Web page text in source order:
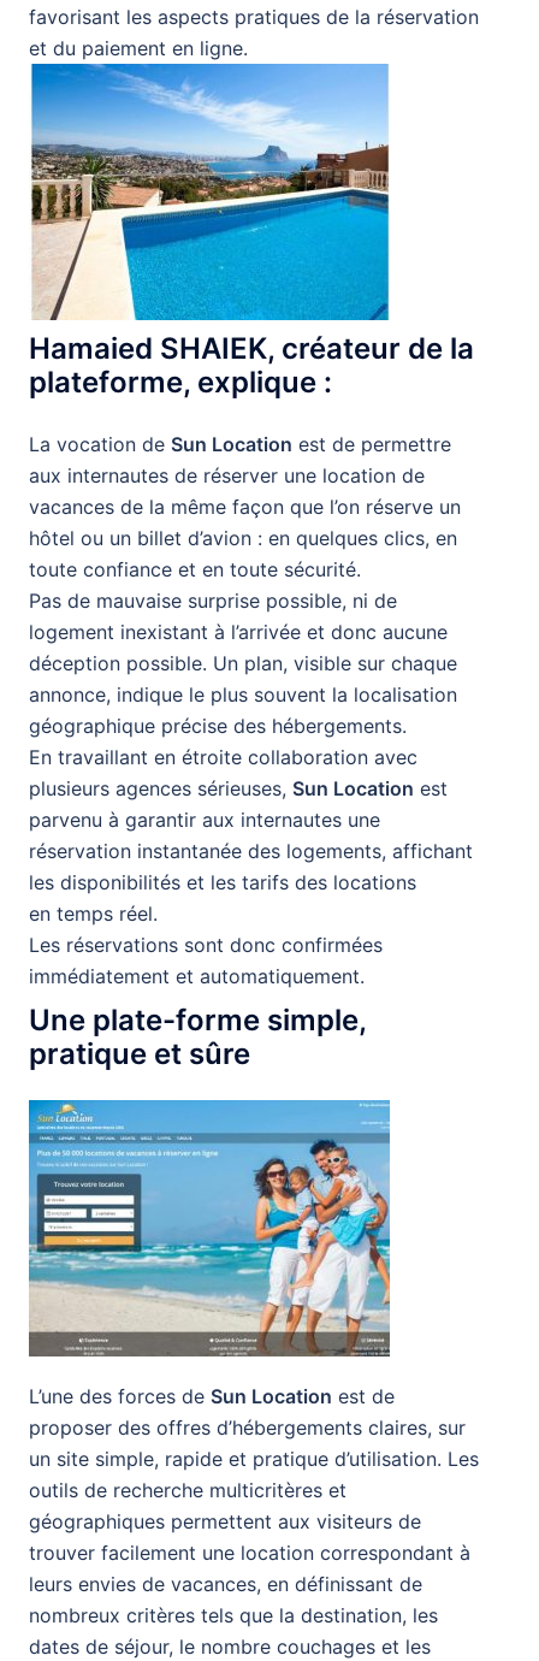
favorisant les aspects pratiques de la réservation
et du paiement en ligne.
Hamaied SHAIEK, créateur de la
plateforme, explique :
La vocation de Sun Location est de permettre
aux internautes de réserver une location de
vacances de la même façon que l’on réserve un
hôtel ou un billet d’avion : en quelques clics, en
toute confiance et en toute sécurité.
Pas de mauvaise surprise possible, ni de
logement inexistant à l’arrivée et donc aucune
déception possible. Un plan, visible sur chaque
annonce, indique le plus souvent la localisation
géographique précise des hébergements.
En travaillant en étroite collaboration avec
plusieurs agences sérieuses, Sun Location est
parvenu à garantir aux internautes une
réservation instantanée des logements, affichant
les disponibilités et les tarifs des locations
en temps réel.
Les réservations sont donc confirmées
immédiatement et automatiquement.
Une plate-forme simple,
pratique et sûre
L’une des forces de Sun Location est de
proposer des offres d’hébergements claires, sur
un site simple, rapide et pratique d’utilisation. Les
outils de recherche multicritères et
géographiques permettent aux visiteurs de
trouver facilement une location correspondant à
leurs envies de vacances, en définissant de
nombreux critères tels que la destination, les
dates de séjour, le nombre couchages et les